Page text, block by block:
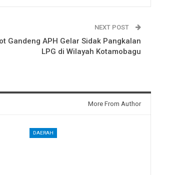
NEXT POST
Gandeng APH Gelar Sidak Pangkalan
LPG di Wilayah Kotamobagu
More From Author
DAERAH